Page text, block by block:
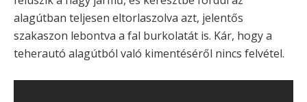
alagútban teljesen eltorlaszolva azt, jelentős
szakaszon lebontva a fal burkolatát is. Kár, hogy a
teherautó alagútból való kimentéséről nincs felvétel.